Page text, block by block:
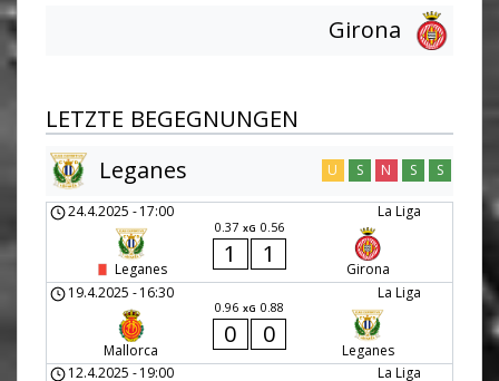
Girona
LETZTE BEGEGNUNGEN
Leganes
U S N S S
La Liga
24.4.2025 -17:00
Leganes
0.37 xG 0.56
1 1
Girona
La Liga
19.4.2025 -16:30
Mallorca
0.96 xG 0.88
0 0
Leganes
La Liga
12.4.2025 -19:00